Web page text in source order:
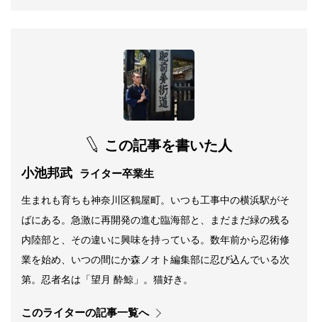
この記事を書いた人
小池邦武 ライター卒業生
生まれも育ちも神奈川区鶴屋町。いつも工事中の横浜駅がそ
ばにある。急激に再開発の進む臨海部と、まだまだ緑の残る
内陸部と、その違いに興味を持っている。数年前から忍術修
業を始め、いつの間にか森ノオト編集部に忍び込んでいる次
第。忍者名は「望月 酔鯨」。猫好き。
このライターの記事一覧へ